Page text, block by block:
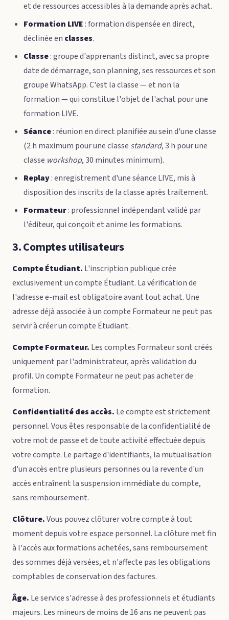
et de ressources accessibles à la demande après achat.
Formation LIVE : formation dispensée en direct,
déclinée en classes.
Classe: groupe d'apprenants distinct, avec sa propre
date de démarrage, son planning, ses ressources et son
groupe WhatsApp. C'est la classe — et non la
formation — qui constitue l'objet de l'achat pour une
formation LIVE.
Séance: réunion en direct planifiée au sein d'une classe
(2 h maximum pour une classe standard, 3 h pour une
classe workshop, 30 minutes minimum).
Replay: enregistrement d'une séance LIVE, mis à
disposition des inscrits de la classe après traitement.
Formateur: professionnel indépendant validé par
l'éditeur, qui conçoit et anime les formations.
3. Comptes utilisateurs
Compte Étudiant. L'inscription publique crée
exclusivement un compte Étudiant. La vérification de
l'adresse e-mail est obligatoire avant tout achat. Une
adresse déjà associée à un compte Formateur ne peut pas
servir à créer un compte Étudiant.
Compte Formateur. Les comptes Formateur sont créés
uniquement par l'administrateur, après validation du
profil. Un compte Formateur ne peut pas acheter de
formation.
Confidentialité des accès. Le compte est strictement
personnel. Vous êtes responsable de la confidentialité de
votre mot de passe et de toute activité effectuée depuis
votre compte. Le partage d'identifiants, la mutualisation
d'un accès entre plusieurs personnes ou la revente d'un
accès entraînent la suspension immédiate du compte,
sans remboursement.
Clôture.Vous pouvez clôturer votre compte à tout
moment depuis votre espace personnel. La clôture met fin
à l'accès aux formations achetées, sans remboursement
des sommes déjà versées, et n'affecte pas les obligations
comptables de conservation des factures.
Âge. Le service s'adresse à des professionnels et étudiants
majeurs. Les mineurs de moins de 16 ans ne peuvent pas